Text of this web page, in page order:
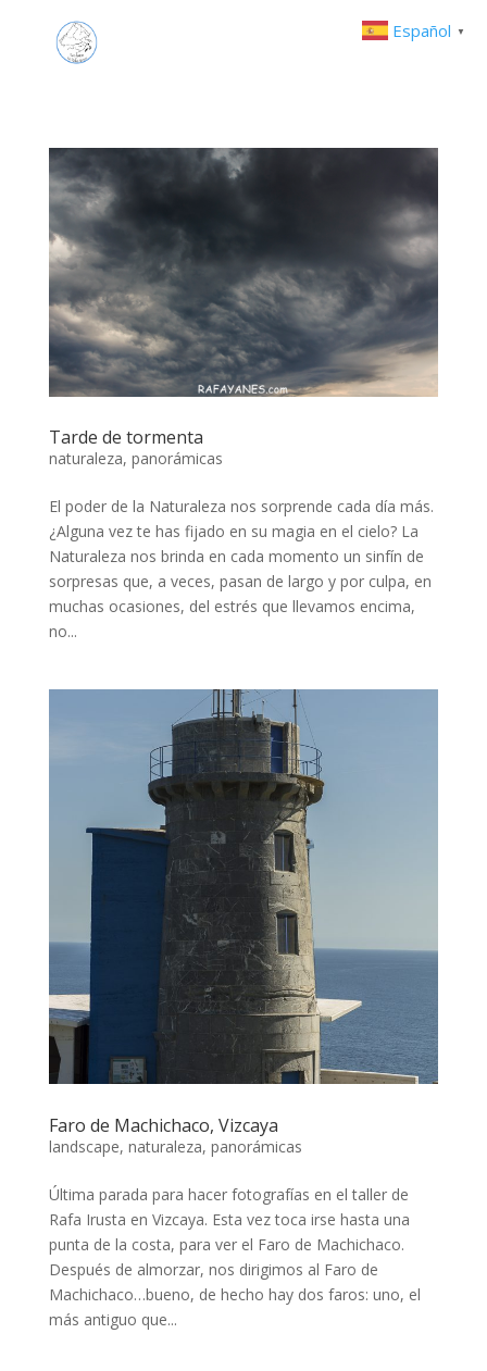
Tarde de tormenta
naturaleza, panorámicas
El poder de la Naturaleza nos sorprende cada día más.
¿Alguna vez te has fijado en su magia en el cielo? La
Naturaleza nos brinda en cada momento un sinfín de
sorpresas que, a veces, pasan de largo y por culpa, en
muchas ocasiones, del estrés que llevamos encima,
no...
Faro de Machichaco, Vizcaya
landscape, naturaleza, panorámicas
Última parada para hacer fotografías en el taller de
Rafa Irusta en Vizcaya. Esta vez toca irse hasta una
punta de la costa, para ver el Faro de Machichaco.
Después de almorzar, nos dirigimos al Faro de
Machichaco…bueno, de hecho hay dos faros: uno, el
más antiguo que...
Español ▼